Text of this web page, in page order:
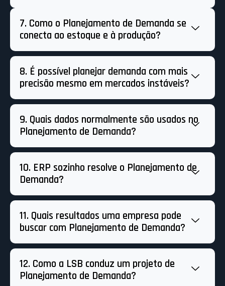
7. Como o Planejamento de Demanda se
conecta ao estoque e à produção?
8. É possível planejar demanda com mais
precisão mesmo em mercados instáveis?
9. Quais dados normalmente são usados no
Planejamento de Demanda?
10. ERP sozinho resolve o Planejamento de
Demanda?
11. Quais resultados uma empresa pode
buscar com Planejamento de Demanda?
12. Como a LSB conduz um projeto de
Planejamento de Demanda?